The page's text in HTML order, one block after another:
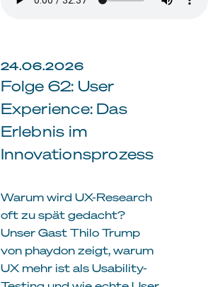
24.06.2026
Folge 62: User
Experience: Das
Erlebnis im
Innovationsprozess
Warum wird UX-Research
oft zu spät gedacht?
Unser Gast Thilo Trump
von phaydon zeigt, warum
UX mehr ist als Usability-